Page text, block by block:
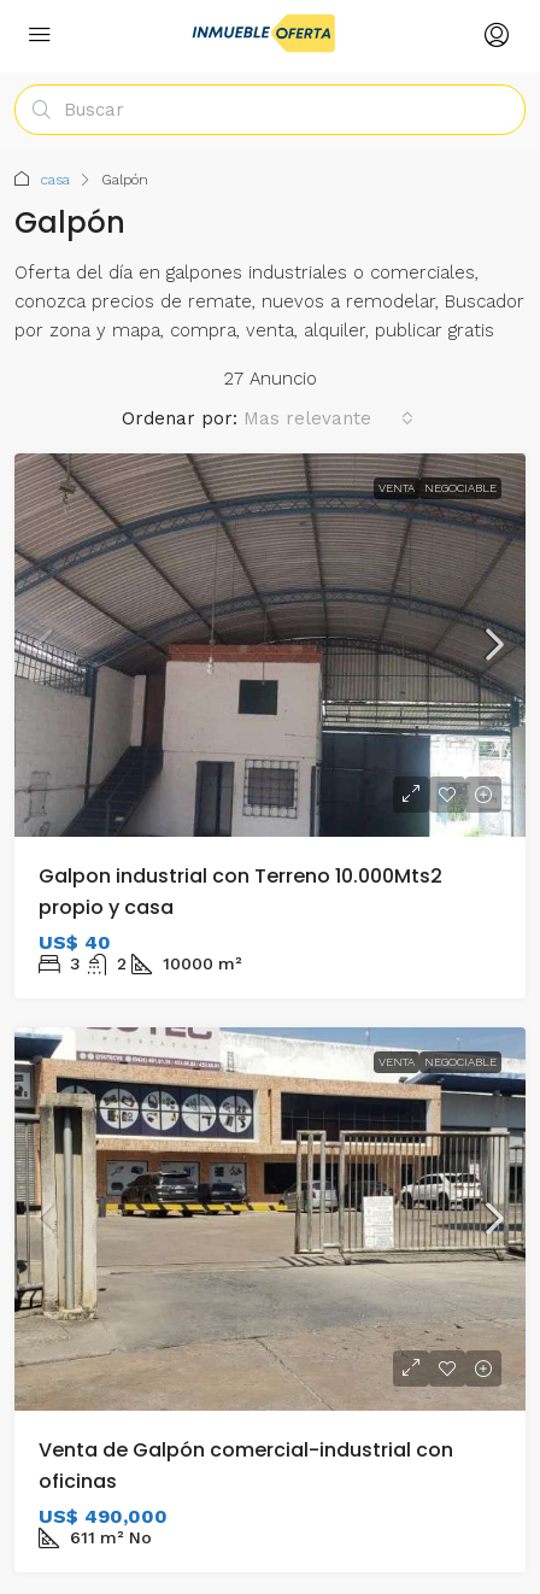
casa Galpón
Galpón
Oferta del día en galpones industriales o comerciales,
conozca precios de remate, nuevos a remodelar, Buscador
por zona y mapa, compra, venta, alquiler, publicar gratis
27 Anuncio
Ordenar por: Mas relevante
VENTA NEGOCIABLE
Galpon industrial con Terreno 10.000Mts2
propio y casa
US$ 40
3 2 10000 m²
VENTA NEGOCIABLE
Venta de Galpón comercial-industrial con
oficinas
US$ 490,000
611 m² No